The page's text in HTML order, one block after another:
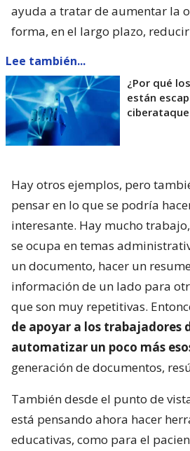
ayuda a tratar de aumentar la
forma, en el largo plazo,
Lee también...
¿Por qué
están
Hay otros ejemplos, pero
pensar en lo que se podría
interesante. Hay mucho
se ocupa en temas
un documento, hacer un
información de un lado para
que son muy repetitivas.
de apoyar a los trabajadores
automatizar un poco más
generación de documentos,
También desde el punto de
está pensando ahora hacer
educativas, como para el